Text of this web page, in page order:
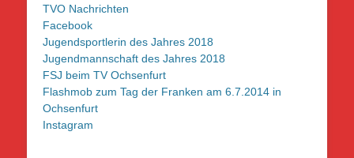
TVO Nachrichten
Facebook
Jugendsportlerin des Jahres 2018
Jugendmannschaft des Jahres 2018
FSJ beim TV Ochsenfurt
Flashmob zum Tag der Franken am 6.7.2014 in
Ochsenfurt
Instagram